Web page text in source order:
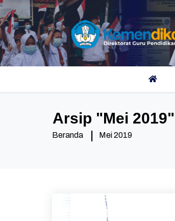
Arsip "Mei 2019"
Beranda Mei 2019